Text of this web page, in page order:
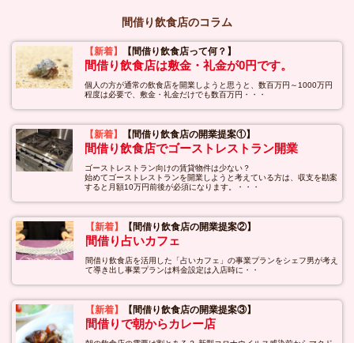
間借り飲食店のコラム
【新着】 【間借り飲食店って何？】
間借り飲食店は敷金・礼金が0円です。
個人の方が通常の飲食店を開業しようと思うと、数百万円～1000万円
程度は必要で、敷金・礼金だけでも数百万円・・・
【新着】 【間借り飲食店の開業提案①】
間借り飲食店でゴーストレストラン開業
ゴーストレストラン向けの賃貸物件は少ない？
始めてゴーストレストランを開業しようと考えている方は、収支を勘案
すると月額10万円前後が必須になります。・・・
【新着】 【間借り飲食店の開業提案②】
間借り占いカフェ
間借り飲食店を活用した「占いカフェ」の事業プランをシェフ男が考え
て導き出し事業プランは料金設定は入店時に・・
【新着】 【間借り飲食店の開業提案③】
間借りで朝からカレー店